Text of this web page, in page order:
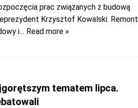
prac związanych z budową
Krzysztof Kowalski. Remont
i… Read more »
tematem lipca.